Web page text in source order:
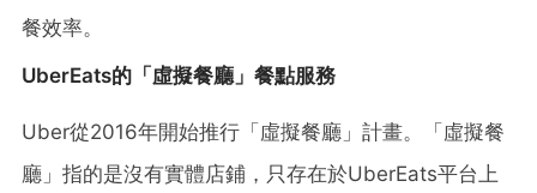
餐效率。
UberEats的「虛擬餐廳」餐點服務
Uber從2016年開始推行「虛擬餐廳」計畫。「虛擬餐
廳」指的是沒有實體店鋪，只存在於UberEats平台上